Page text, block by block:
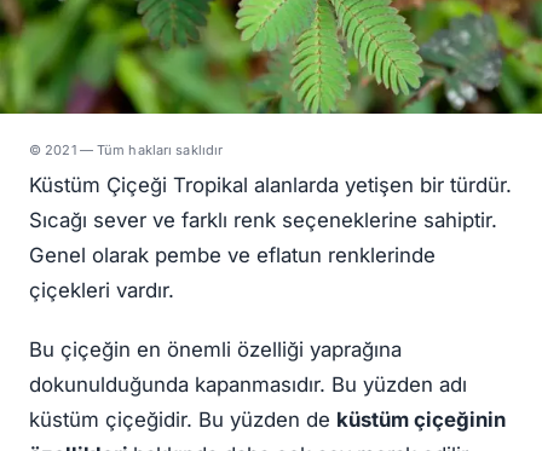
© 2021 — Tüm hakları saklıdır
Küstüm Çiçeği Tropikal alanlarda yetişen bir türdür.
Sıcağı sever ve farklı renk seçeneklerine sahiptir.
Genel olarak pembe ve eflatun renklerinde
çiçekleri vardır.
Bu çiçeğin en önemli özelliği yaprağına
dokunulduğunda kapanmasıdır. Bu yüzden adı
küstüm çiçeğidir. Bu yüzden de küstüm çiçeğinin